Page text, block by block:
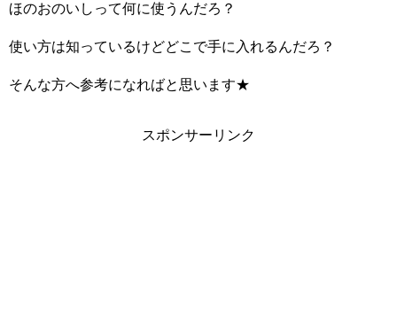
ほのおのいしって何に使うんだろ？
使い方は知っているけどどこで手に入れるんだろ？
そんな方へ参考になればと思います★
スポンサーリンク